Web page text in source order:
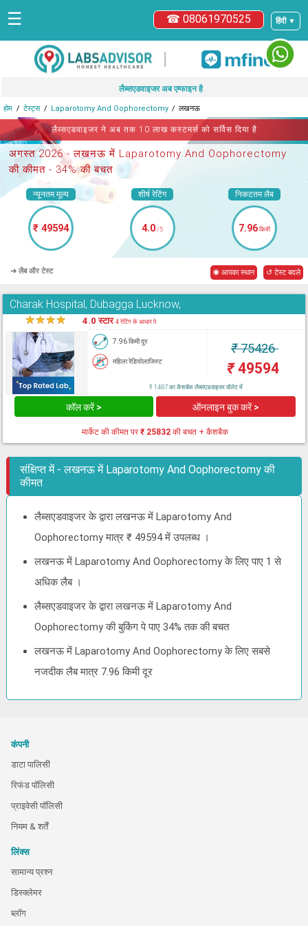
हिंदी ▼
☎ 08061970525
☰
|
लैब्सएडवाइजर अब एम्फाइन है
होम टेस्ट्स Laparotomy And Oophorectomy लखनऊ
लैब्सएडवाइजर ने अब तक 10 लाख कस्टमर्स को सर्विस दिया है
अगस्त 2026 -लखनऊ में Laparotomy And Oophorectomy
की कीमत - 34% की बचत
न्यूनतम मूल्य
₹ 49594
शीर्ष रेटिंग
4.0/5
निकटतम लैब
7.96किमी
➜ लैब और टेस्ट ◉ आपका स्थान ↺ टेस्ट बदले
Charak Hospital, Dubagga Lucknow,
★★★★ 4.0 स्टार4 रेटिंग के आधार पे
7.96 किमी दूर
महिला रेडियोलाजिस्ट
₹75426
₹49594
₹ 1487 का कैशबैक लैब्सएडवाइजर वॉलेट में
कॉल करें > ऑनलाइन बुक करें >
मार्केट की कीमत पर₹ 25832की बचत + कैशबैक
संक्षिप्त में - लखनऊ में Laparotomy And Oophorectomy की
कीमत
लैब्सएडवाइजर के द्वारा लखनऊ में Laparotomy And
Oophorectomy मात्र ₹ 49594 में उपलब्ध ।
लखनऊ में Laparotomy And Oophorectomy के लिए पाए 1 से
अधिक लैब ।
लैब्सएडवाइजर के द्वारा लखनऊ में Laparotomy And
Oophorectomy की बुकिंग पे पाए 34% तक की बचत
लखनऊ में Laparotomy And Oophorectomy के लिए सबसे
नजदीक लैब मात्र 7.96 किमी दूर
कंपनी
डाटा पालिसी
रिफंड पॉलिसी
प्राइवेसी पॉलिसी
नियम & शर्तें
लिंक्स
सामान्य प्रश्न
डिस्क्लेमर
ब्लॉग